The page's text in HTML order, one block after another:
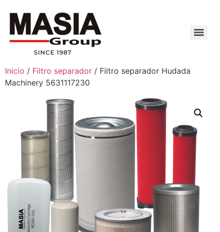
Inicio / Filtro separador / Filtro separador Hudada
Machinery 5631117230